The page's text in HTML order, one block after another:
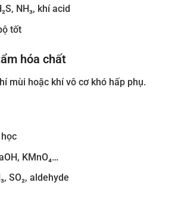
NH₃, khí acid
tốt
hóa chất
mùi hoặc khí vô cơ khó hấp phụ.
KMnO₄…
SO₂, aldehyde